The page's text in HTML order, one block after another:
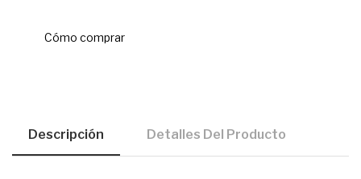
Cómo comprar
Descripción Detalles Del Producto